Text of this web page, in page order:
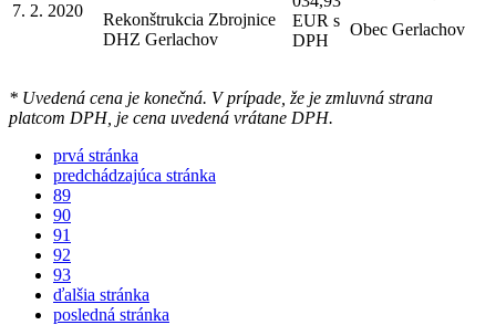
7. 2. 2020
Rekonštrukcia Zbrojnice
DHZ Gerlachov
EUR s
DPH
Obec Gerlachov
* Uvedená cena je konečná. V prípade, že je zmluvná strana
platcom DPH, je cena uvedená vrátane DPH.
prvá stránka
predchádzajúca stránka
89
90
91
92
93
ďalšia stránka
posledná stránka